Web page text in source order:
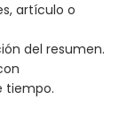
artículo o
del resumen.
tiempo.